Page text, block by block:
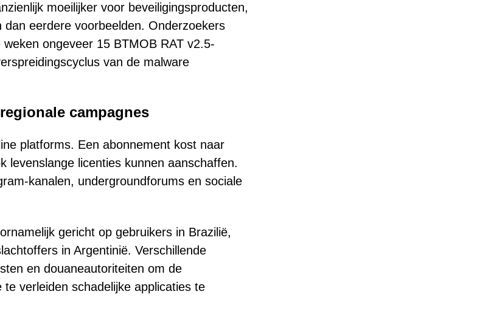
moeilijker voor beveiligingsproducten,
eerdere voorbeelden. Onderzoekers
ongeveer 15 BTMOB RAT v2.5-
van de malware
campagnes
platforms. Een abonnement kost naar
levenslange licenties kunnen aanschaffen.
kanalen, undergroundforums en sociale
gericht op gebruikers in Brazilië,
in Argentinië. Verschillende
en douaneautoriteiten om de
verleiden schadelijke applicaties te